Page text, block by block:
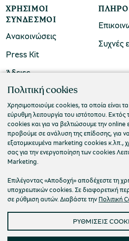
ΧΡΉΣΙΜΟΙ
ΣΎΝΔΕΣΜΟΙ
Ανακοινώσεις
Press Kit
Άδειες
Συχνές
ΠΟΛΙΤΙΣΤΙΚΟ ΙΔΡΥΜΑ
Τ. 210 3256922
Ε. info@piop.gr
ΣΥΝΔΕΘΕΙΤΕ ΜΑΖΙ ΜΑΣ
Πολιτική απορρήτου Όροι
Πολιτική cookies
Χρησιμοποιούμε cookies, τα οποία είναι
εύρυθμη λειτουργία του ιστότοπου. Εκτός
cookies και για να βελτιώσουμε την online
προβούμε σε ανάλυση της επίδοσης, για
εξατομικευμένα marketing cookies κ.λπ.,
σας για την ενεργοποίηση των cookies
Marketing.
Επιλέγοντας «Αποδοχή» αποδέχεστε τη
υποχρεωτικών cookies. Σε διαφορετική
σε ρύθμιση αυτών. Διαβάστε την Πολιτική
ΡΥΘΜΙΣΕΙΣ